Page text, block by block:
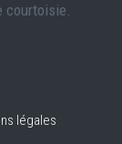
courtoisie.
légales